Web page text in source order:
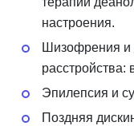
настроения.
Шизофрения и
расстройства:
Эпилепсия и
Поздняя